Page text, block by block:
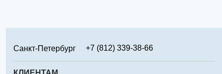
Санкт-Петербург
+7 (812) 339-38-66
Москва
+7 (499) 346-65-02